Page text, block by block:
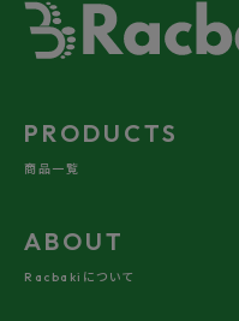
PRODUCTS
商品一覧
ABOUT
Racbakiについて